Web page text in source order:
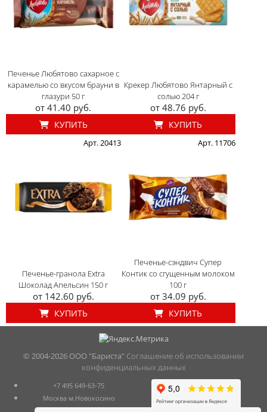
Печенье Любятово сахарное с
карамелью со вкусом брауни в
глазури 50 г
от 41.40 руб.
КУПИТЬ
Крекер Любятово Янтарный с
солью 204 г
от 48.76 руб.
КУПИТЬ
Арт. 20413
Печенье-гранола Extra
Шоколад Апельсин 150 г
от 142.60 руб.
КУПИТЬ
Арт. 11706
Печенье-сэндвич Супер
Контик со сгущенным молоком
100 г
от 34.09 руб.
КУПИТЬ
© 2004-2026 ООО "Бариста" Соглашение об использовании
конфиденциальных данных
+7 495 649-63-75
Москва м.Новокосино